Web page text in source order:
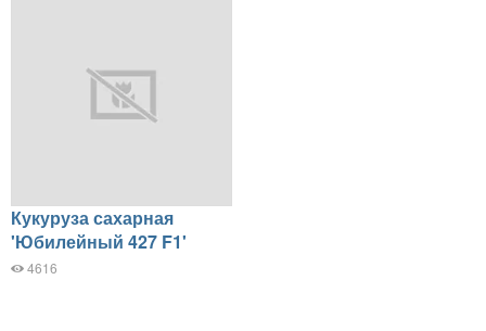
Кукуруза сахарная
'Юбилейный 427 F1'
4616